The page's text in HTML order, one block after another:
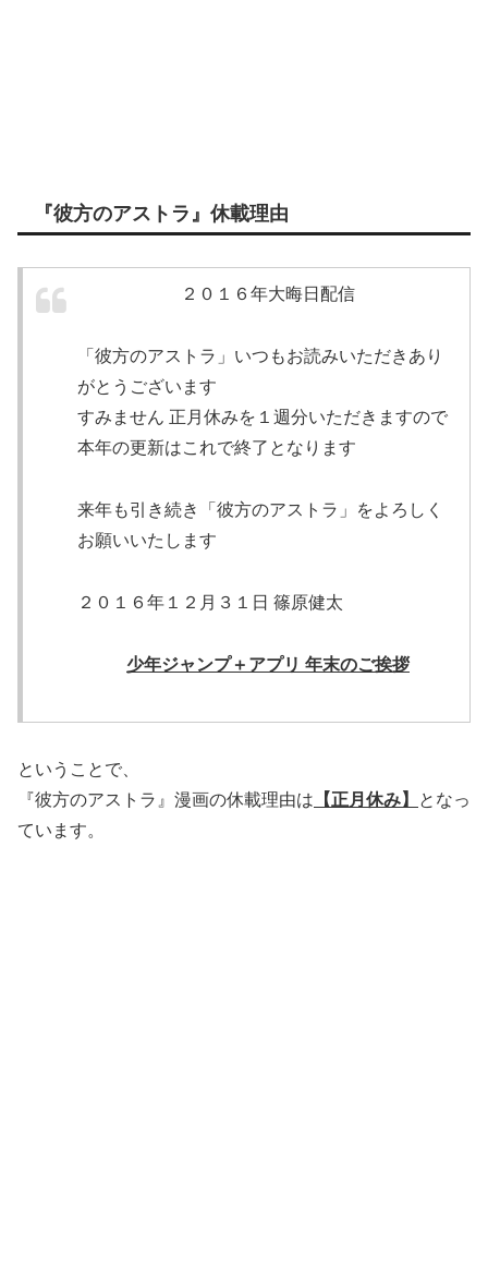
『彼方のアストラ』休載理由
２０１６年大晦日配信
「彼方のアストラ」いつもお読みいただきあり
がとうございます
すみません 正月休みを１週分いただきますので
本年の更新はこれで終了となります
来年も引き続き「彼方のアストラ」をよろしく
お願いいたします
２０１６年１２月３１日 篠原健太
少年ジャンプ＋アプリ 年末のご挨拶
ということで、
『彼方のアストラ』漫画の休載理由は 【正月休み】
となっ
ています。